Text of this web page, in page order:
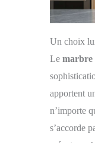
Un choix
Le marbre
apportent
n’importe
s’accorde